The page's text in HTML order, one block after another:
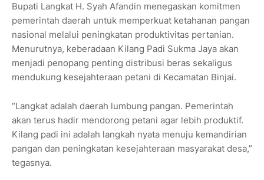
Bupati Langkat H. Syah Afandin menegaskan komitmen
pemerintah daerah untuk memperkuat ketahanan pangan
nasional melalui peningkatan produktivitas pertanian.
Menurutnya, keberadaan Kilang Padi Sukma Jaya akan
menjadi penopang penting distribusi beras sekaligus
mendukung kesejahteraan petani di Kecamatan Binjai.
“Langkat adalah daerah lumbung pangan. Pemerintah
akan terus hadir mendorong petani agar lebih produktif.
Kilang padi ini adalah langkah nyata menuju kemandirian
pangan dan peningkatan kesejahteraan masyarakat desa,”
tegasnya.